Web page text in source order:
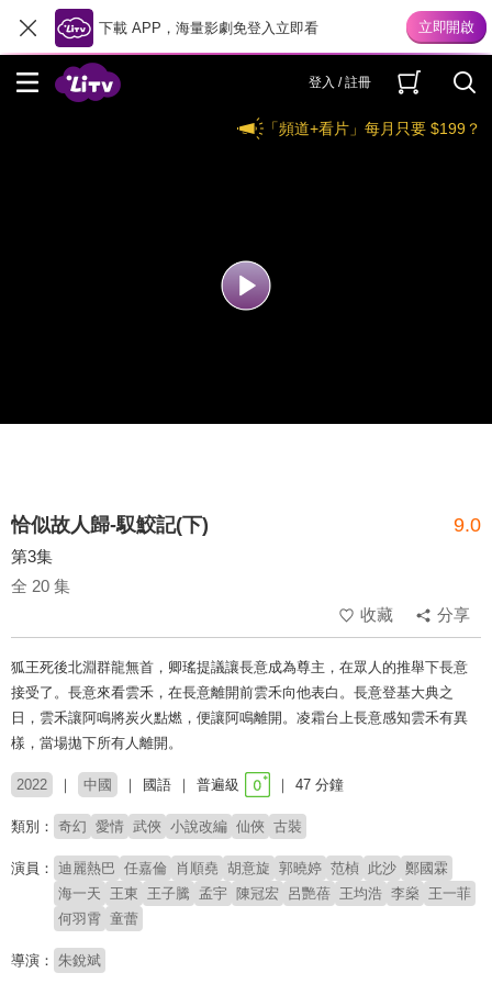
下載 APP，海量影劇免登入立即看
登入 / 註冊
「頻道+看片」每月只要 $199？
恰似故人歸-馭鮫記(下) 9.0
第3集
全 20 集
收藏
分享
狐王死後北淵群龍無首，卿瑤提議讓長意成為尊主，在眾人的推舉下長意
接受了。長意來看雲禾，在長意離開前雲禾向他表白。長意登基大典之
日，雲禾讓阿鳴將炭火點燃，便讓阿鳴離開。凌霜台上長意感知雲禾有異
樣，當場拋下所有人離開。
2022 中國 國語 普遍級 47 分鐘
類別： 奇幻 愛情 武俠 小說改編 仙俠 古裝
演員： 迪麗熱巴 任嘉倫 肖順堯 胡意旋 郭曉婷 范楨 此沙 鄭國霖
海一天
王東 王子騰 孟宇 陳冠宏 呂艷蓓 王均浩 李燊 王一菲
何羽霄 童蕾
導演： 朱銳斌